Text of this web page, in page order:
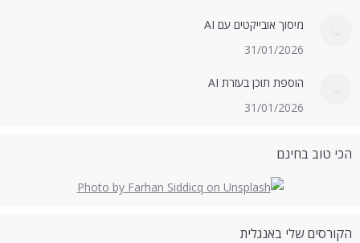
מיסוך אובייקטים עם AI
31/01/2026
הוספת תוכן בעזרת AI
31/01/2026
הכי טוב בחינם
הקורסים שלי באנגלית